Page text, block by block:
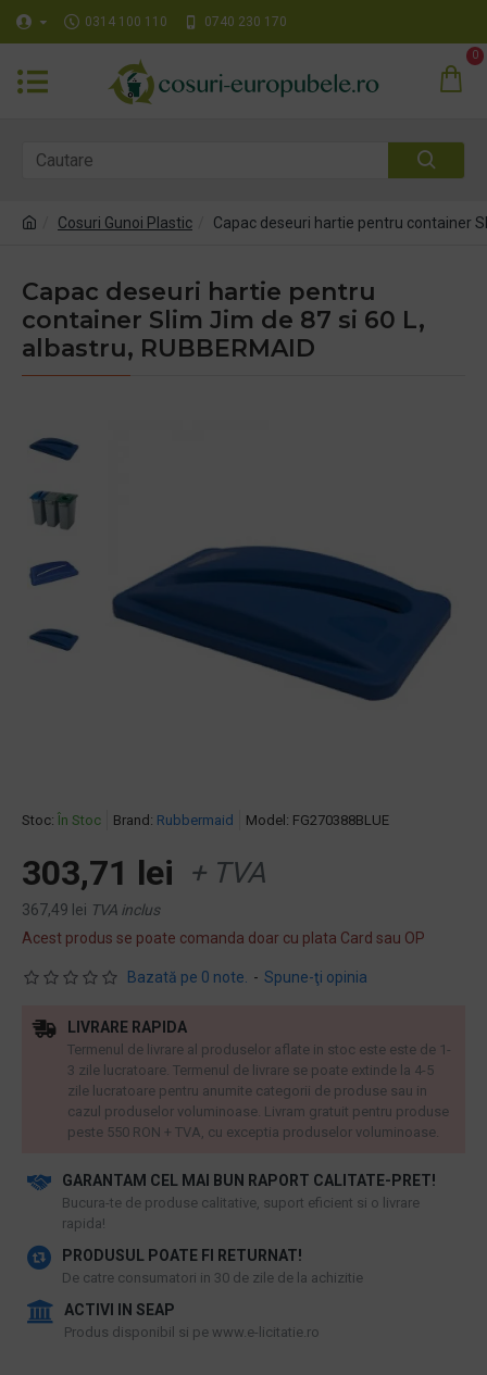
0314 100 110 0740 230 170
0
Cosuri Gunoi Plastic Capac deseuri hartie pentru container
Capac deseuri hartie pentru
container Slim Jim de 87 si 60 L,
albastru, RUBBERMAID
Stoc: În Stoc Brand: Rubbermaid Model: FG270388BLUE
Bazată pe 0 note. - Spune-ţi opinia
303,71 lei + TVA
367,49 lei TVA inclus
Acest produs se poate comanda doar cu plata Card sau OP
GARANTAM CEL MAI BUN RAPORT CALITATE-PRET!
​Bucura-te de produse calitative, suport eficient si o livrare
rapida!
PRODUSUL POATE FI RETURNAT!
De catre consumatori in 30 de zile de la achizitie
ACTIVI IN SEAP
Produs disponibil si pe www.e-licitatie.ro
LIVRARE RAPIDA
Termenul de livrare al produselor aflate in stoc este este de 1-
3 zile lucratoare. Termenul de livrare se poate extinde la 4-5
zile lucratoare pentru anumite categorii de produse sau in
cazul produselor voluminoase. Livram gratuit pentru produse
peste 550 RON + TVA, cu exceptia produselor voluminoase.